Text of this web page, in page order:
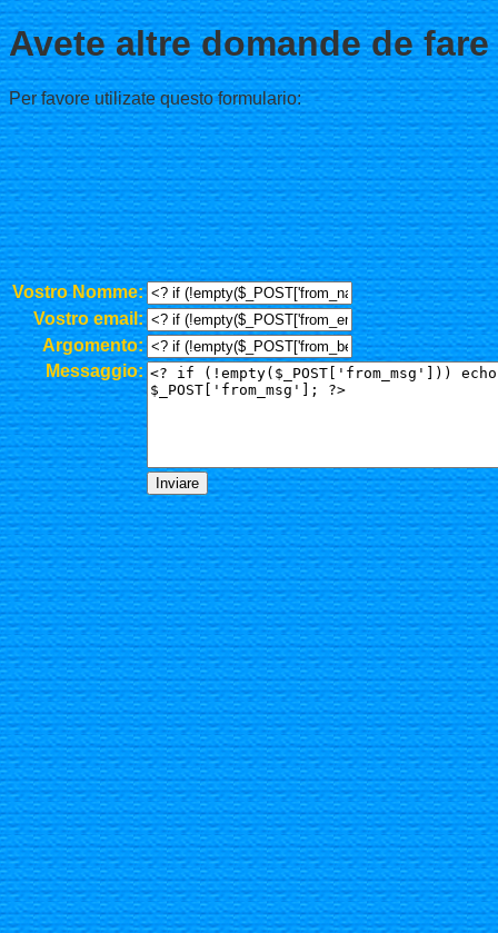
Avete altre domande de fare
Per favore utilizate questo formulario:
Vostro Nomme:
Vostro email:
Argomento:
Messaggio: